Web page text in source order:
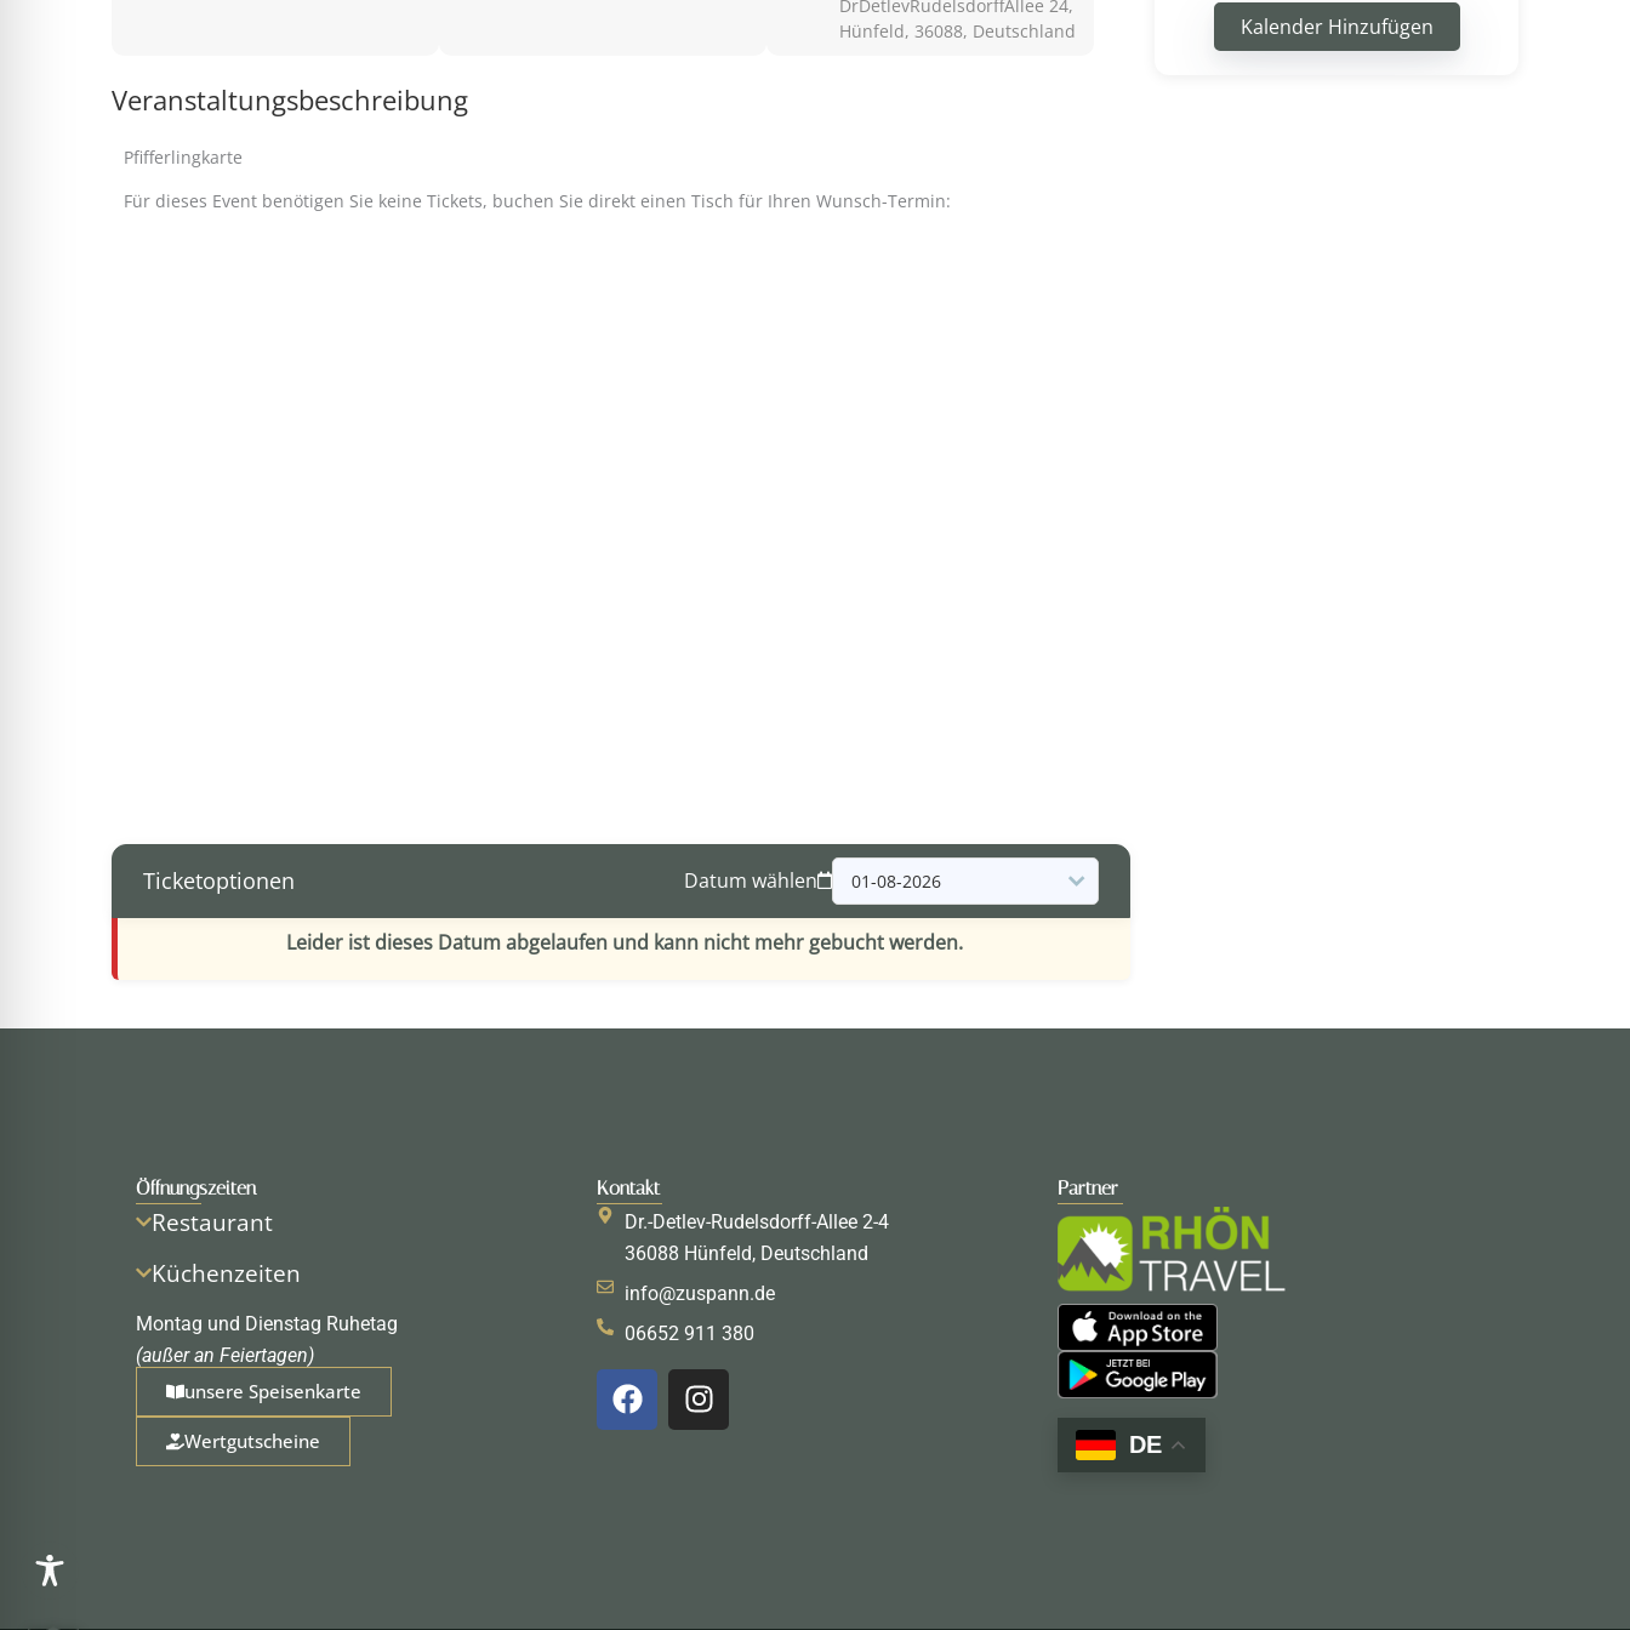
DrDetlevRudelsdorffAllee 24,
Hünfeld, 36088, Deutschland
Veranstaltungsbeschreibung
Pfifferlingkarte
Für dieses Event benötigen Sie keine Tickets, buchen Sie direkt einen Tisch für Ihren Wunsch-Termin:
Ticketoptionen Datum wählen
Leider ist dieses Datum abgelaufen und kann nicht mehr gebucht werden.
Kalender Hinzufügen
Öffnungszeiten
Restaurant
Küchenzeiten
Montag und Dienstag Ruhetag
(außer an Feiertagen)
unsere Speisenkarte
Wertgutscheine
Kontakt
Dr.-Detlev-Rudelsdorff-Allee 2-4
36088 Hünfeld, Deutschland
info@zuspann.de
06652 911 380
F
a
c
I
n
s
Partner
DE